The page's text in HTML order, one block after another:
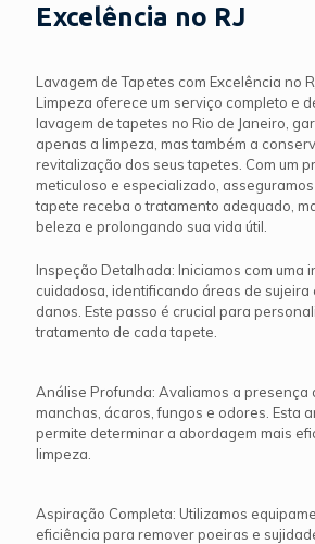
Excelência no RJ
Lavagem de Tapetes com Excelência no
Limpeza oferece um serviço completo e
lavagem de tapetes no Rio de Janeiro,
apenas a limpeza, mas também a
revitalização dos seus tapetes. Com um
meticuloso e especializado,
tapete receba o tratamento adequado,
beleza e prolongando sua vida útil.
Inspeção Detalhada: Iniciamos com uma
cuidadosa, identificando áreas de sujeira
danos. Este passo é crucial para
tratamento de cada tapete.
Análise Profunda: Avaliamos a presença
manchas, ácaros, fungos e odores. Esta
permite determinar a abordagem mais
limpeza.
Aspiração Completa: Utilizamos
eficiência para remover poeiras e